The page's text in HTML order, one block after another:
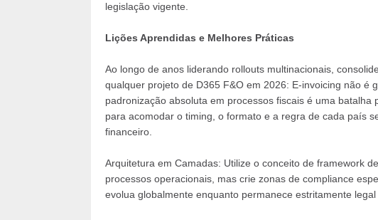
legislação vigente.
Lições Aprendidas e Melhores Práticas
Ao longo de anos liderando rollouts multinacionais,
qualquer projeto de D365 F&O em 2026: E-invoicing não é
padronização absoluta em processos fiscais é uma
para acomodar o timing, o formato e a regra de cada país
financeiro.
Arquitetura em Camadas: Utilize o conceito de framework
processos operacionais, mas crie zonas de compliance
evolua globalmente enquanto permanece estritamente legal